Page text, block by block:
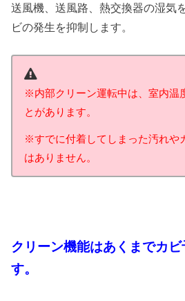
送風機、送風路、熱交換器の湿気
ビの発生を抑制します。
※内部クリーン運転中は、室内温
とがあります。
※すでに付着してしまった汚れや
はありません。
クリーン機能はあくまでカ
す。